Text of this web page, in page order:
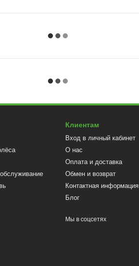
Клиентам
Вход в личный кабинет
О нас
Оплата и доставка
Обмен и возврат
Контактная информация
Блог
Мы в соцсетях